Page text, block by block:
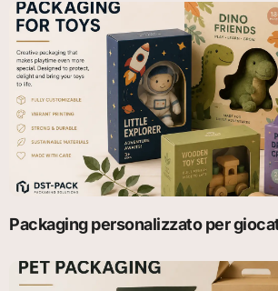
Packaging personalizzato per